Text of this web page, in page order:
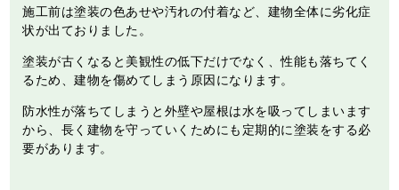
施工前は塗装の色あせや汚れの付着など、建物全体に劣化症
状が出ておりました。
塗装が古くなると美観性の低下だけでなく、性能も落ちてく
るため、建物を傷めてしまう原因になります。
防水性が落ちてしまうと外壁や屋根は水を吸ってしまいます
から、長く建物を守っていくためにも定期的に塗装をする必
要があります。